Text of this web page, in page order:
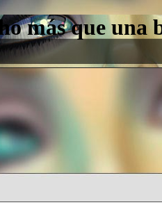
más que una